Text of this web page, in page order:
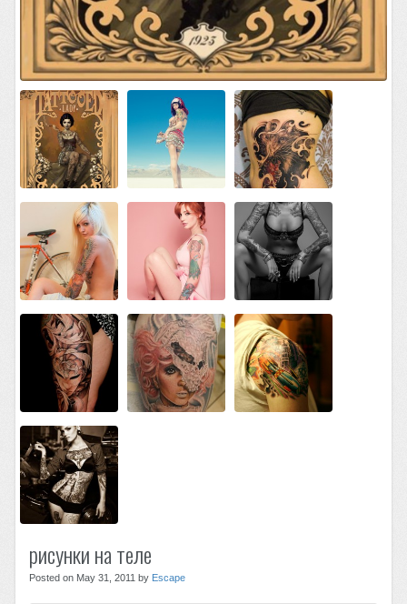
рисунки на теле
Posted on May 31, 2011 by Escape